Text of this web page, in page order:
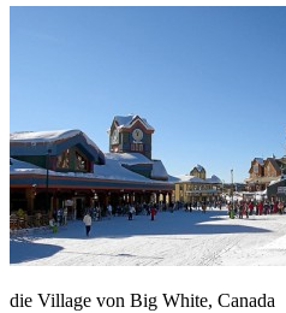
die Village von Big White, Canada